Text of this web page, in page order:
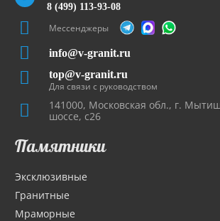
8 (499) 113-93-08
Мессенджеры
info@v-granit.ru
top@v-granit.ru
Для связи с руководством
141000, Московская обл., г.
шоссе, с26
Памятники
Эксклюзивные
Гранитные
Мраморные